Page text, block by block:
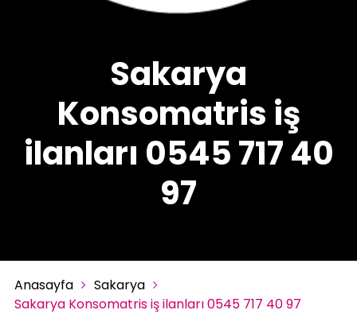
Sakarya
Konsomatris iş
ilanları 0545 717 40
97
Anasayfa
Sakarya
Sakarya Konsomatris iş ilanları 0545 717 40 97